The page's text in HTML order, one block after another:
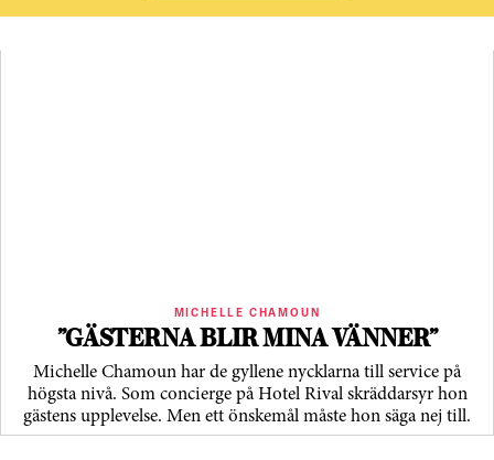
MICHELLE CHAMOUN
”GÄSTERNA BLIR MINA VÄNNER”
Michelle Chamoun har de gyllene nycklarna till service på
högsta nivå. Som concierge på Hotel Rival skräddarsyr hon
gästens upp­levelse. Men ett önskemål måste hon säga nej till.